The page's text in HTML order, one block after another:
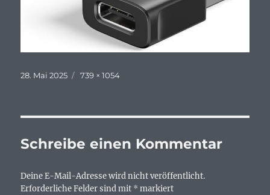
Veröffentlicht
28. Mai 2025 Originalgröße
739 × 1054
Schreibe einen Kommentar
Deine E-Mail-Adresse wird nicht veröffentlicht.
Erforderliche Felder sind mit * markiert